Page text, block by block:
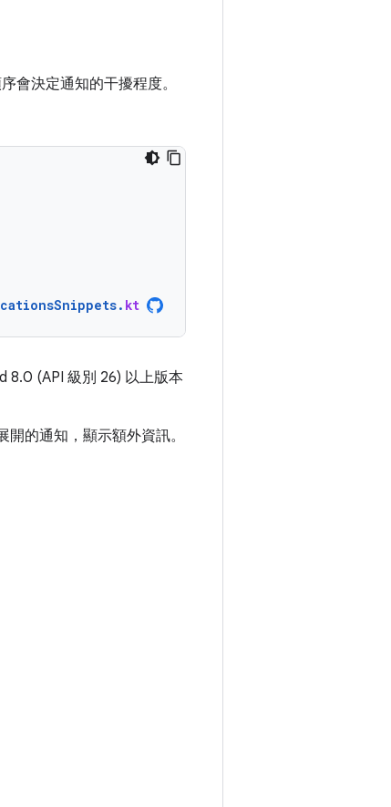
會決定通知的干擾程度。
. kt
8.0 (API 級別 26) 以上版本
的通知，顯示額外資訊。